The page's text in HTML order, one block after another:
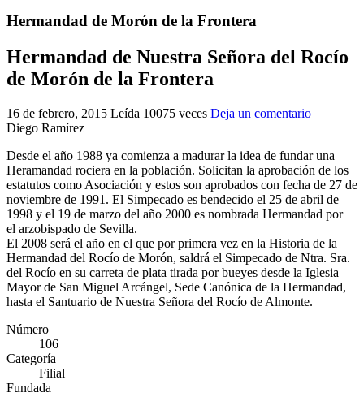
Hermandad de Morón de la Frontera
Hermandad de Nuestra Señora del Rocío
de Morón de la Frontera
16 de febrero, 2015 Leída 10075 veces Deja un comentario
Diego Ramírez
Desde el año 1988 ya comienza a madurar la idea de fundar una
Heramandad rociera en la población. Solicitan la aprobación de los
estatutos como Asociación y estos son aprobados con fecha de 27 de
noviembre de 1991. El Simpecado es bendecido el 25 de abril de
1998 y el 19 de marzo del año 2000 es nombrada Hermandad por
el arzobispado de Sevilla.
El 2008 será el año en el que por primera vez en la Historia de la
Hermandad del Rocío de Morón, saldrá el Simpecado de Ntra. Sra.
del Rocío en su carreta de plata tirada por bueyes desde la Iglesia
Mayor de San Miguel Arcángel, Sede Canónica de la Hermandad,
hasta el Santuario de Nuestra Señora del Rocío de Almonte.
Número
106
Categoría
Filial
Fundada
¿Cuales son los actos principales que se celebran en el
Rocío?
Quiero hacer el camino,¿que tengo que hacer?
En el Rocío, ¿dónde me alojo?